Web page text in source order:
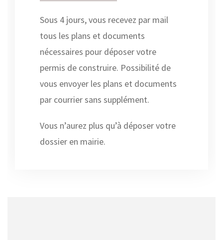
Sous 4 jours, vous recevez par mail
tous les plans et documents
nécessaires pour déposer votre
permis de construire. Possibilité de
vous envoyer les plans et documents
par courrier sans supplément.
Vous n’aurez plus qu’à déposer votre
dossier en mairie.